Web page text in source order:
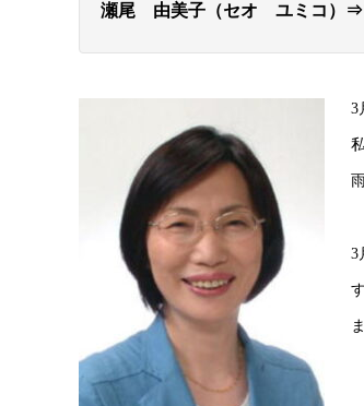
瀬尾 由美子（セオ ユミコ）⇒
3
3